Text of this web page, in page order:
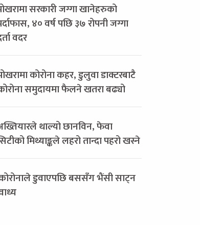
सरकारी जग्गा खानेहरुको
४० वर्ष पछि ३७ रोपनी जग्गा
वदर
कोरोना कहर, डुलुवा डाक्टरबाटै
समुदायमा फैलने खतरा बढ्यो
थाल्यो छानविन, फेवा
मिथ्याङ्कले लहरो तान्दा पहरो खस्ने
डुवाएपछि बससँग भैंसी साट्न